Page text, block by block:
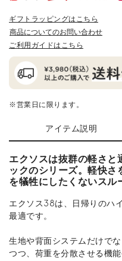
ギフトラッピングはこちら
商品についてのお問い合わせ
ご利用ガイドはこちら
※営業日に限ります。
アイテム説明
エクソスは抜群の軽さと
ックのシリーズ。軽快さ
を犠牲にしたくないスル
エクソス38は、日帰りのハ
最適です。
生地や背面システムだけで
つつ、荷重を分散させる機